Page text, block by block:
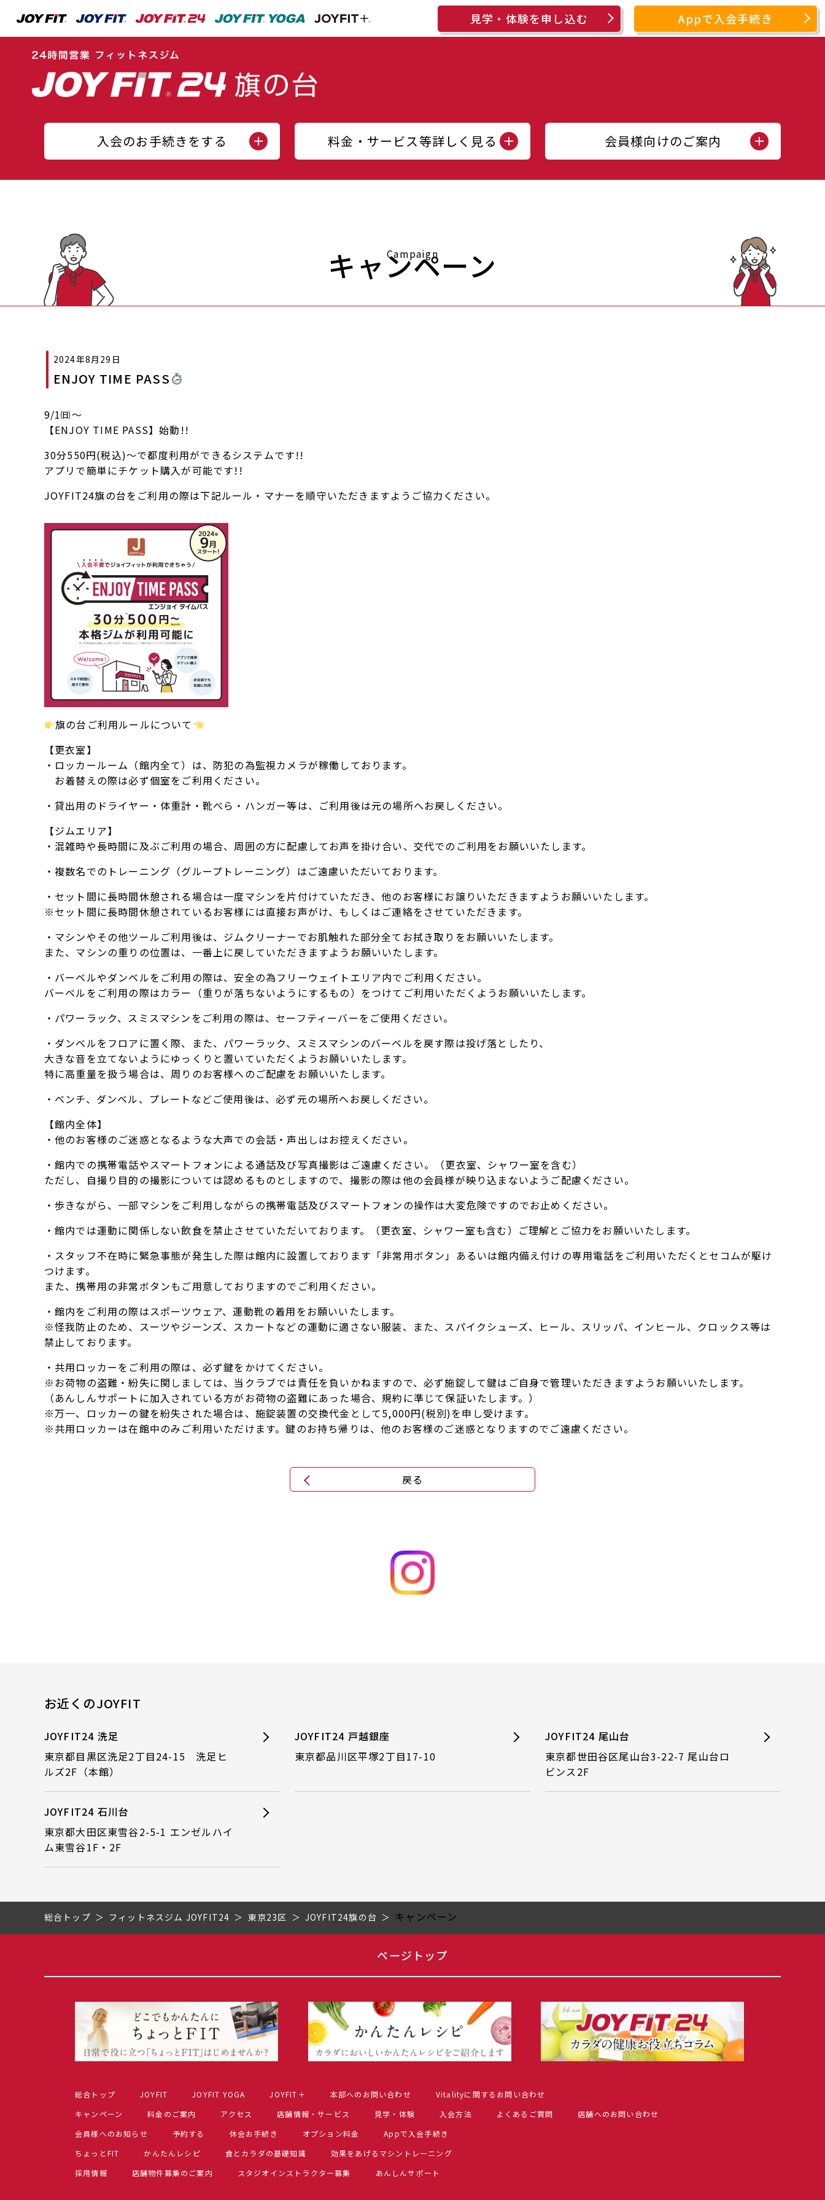
見学・体験を申し込む Appで入会手続き
入会のお手続きをする 料金・サービス等詳しく見る 会員様向けのご案内
Campaign
キャンペーン
2024年8月29日
ENJOY TIME PASS
9/1㈰～
【ENJOY TIME PASS】始動!!
30分550円(税込)～で都度利用ができるシステムです!!
アプリで簡単にチケット購入が可能です!!
JOYFIT24旗の台をご利用の際は下記ルール・マナーを順守いただきますようご協力ください。
旗の台ご利用ルールについて
【更衣室】
・ロッカールーム（館内全て）は、防犯の為監視カメラが稼働しております。
お着替えの際は必ず個室をご利用ください。
・貸出用のドライヤー・体重計・靴べら・ハンガー等は、ご利用後は元の場所へお戻しください。
【ジムエリア】
・混雑時や長時間に及ぶご利用の場合、周囲の方に配慮してお声を掛け合い、交代でのご利用をお願いいたします。
・複数名でのトレーニング（グループトレーニング）はご遠慮いただいております。
・セット間に長時間休憩される場合は一度マシンを片付けていただき、他のお客様にお譲りいただきますようお願いいたします。
※セット間に長時間休憩されているお客様には直接お声がけ、もしくはご連絡をさせていただきます。
・マシンやその他ツールご利用後は、ジムクリーナーでお肌触れた部分全てお拭き取りをお願いいたします。
また、マシンの重りの位置は、一番上に戻していただきますようお願いいたします。
・バーベルやダンベルをご利用の際は、安全の為フリーウェイトエリア内でご利用ください。
バーベルをご利用の際はカラー（重りが落ちないようにするもの）をつけてご利用いただくようお願いいたします。
・パワーラック、スミスマシンをご利用の際は、セーフティーバーをご使用ください。
・ダンベルをフロアに置く際、また、パワーラック、スミスマシンのバーベルを戻す際は投げ落としたり、
大きな音を立てないようにゆっくりと置いていただくようお願いいたします。
特に高重量を扱う場合は、周りのお客様へのご配慮をお願いいたします。
・ベンチ、ダンベル、プレートなどご使用後は、必ず元の場所へお戻しください。
【館内全体】
・他のお客様のご迷惑となるような大声での会話・声出しはお控えください。
・館内での携帯電話やスマートフォンによる通話及び写真撮影はご遠慮ください。（更衣室、シャワー室を含む）
ただし、自撮り目的の撮影については認めるものとしますので、撮影の際は他の会員様が映り込まないようご配慮ください。
・歩きながら、一部マシンをご利用しながらの携帯電話及びスマートフォンの操作は大変危険ですのでお止めください。
・館内では運動に関係しない飲食を禁止させていただいております。（更衣室、シャワー室も含む）ご理解とご協力をお願いいたします。
・スタッフ不在時に緊急事態が発生した際は館内に設置しております「非常用ボタン」あるいは館内備え付けの専用電話をご利用いただくとセコムが駆け
つけます。
また、携帯用の非常ボタンもご用意しておりますのでご利用ください。
・館内をご利用の際はスポーツウェア、運動靴の着用をお願いいたします。
※怪我防止のため、スーツやジーンズ、スカートなどの運動に適さない服装、また、スパイクシューズ、ヒール、スリッパ、インヒール、クロックス等は
禁止しております。
・共用ロッカーをご利用の際は、必ず鍵をかけてください。
※お荷物の盗難・紛失に関しましては、当クラブでは責任を負いかねますので、必ず施錠して鍵はご自身で管理いただきますようお願いいたします。
（あんしんサポートに加入されている方がお荷物の盗難にあった場合、規約に準じて保証いたします。）
※万一、ロッカーの鍵を紛失された場合は、施錠装置の交換代金として5,000円(税別)を申し受けます。
※共用ロッカーは在館中のみご利用いただけます。鍵のお持ち帰りは、他のお客様のご迷惑となりますのでご遠慮ください。
戻る
お近くのJOYFIT
JOYFIT24 洗足
東京都目黒区洗足2丁目24-15 洗足ヒ
ルズ2F（本館）
JOYFIT24 戸越銀座
東京都品川区平塚2丁目17-10
JOYFIT24 尾山台
東京都世田谷区尾山台3-22-7 尾山台ロ
ビンス2F
JOYFIT24 石川台
東京都大田区東雪谷2-5-1 エンゼルハイ
ム東雪谷1F・2F
総合トップ フィットネスジム JOYFIT24 東京23区 JOYFIT24旗の台 キャンペーン
ページトップ
総合トップ JOYFIT JOYFIT YOGA JOYFIT＋ 本部へのお問い合わせ
Vitalityに関するお問い合わせ
キャンペーン
料金のご案内 アクセス 店舗情報・サービス 見学・体験 入会方法 よくあるご質問
店舗へのお問い合わせ
会員様へのお知らせ
予約する 休会お手続き オプション料金
Appで入会手続き
ちょっとFIT
かんたんレシピ 食とカラダの基礎知識
効果をあげるマシントレーニング
採用情報
店舗物件募集のご案内 スタジオインストラクター募集 あんしんサポート